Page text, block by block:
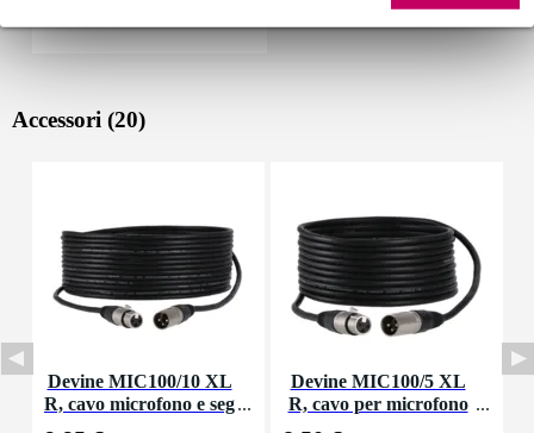
Accessori (20)
Devine MIC100/10 XL
R, cavo microfono e seg
Devine MIC100/5 XL
R, cavo per microfono